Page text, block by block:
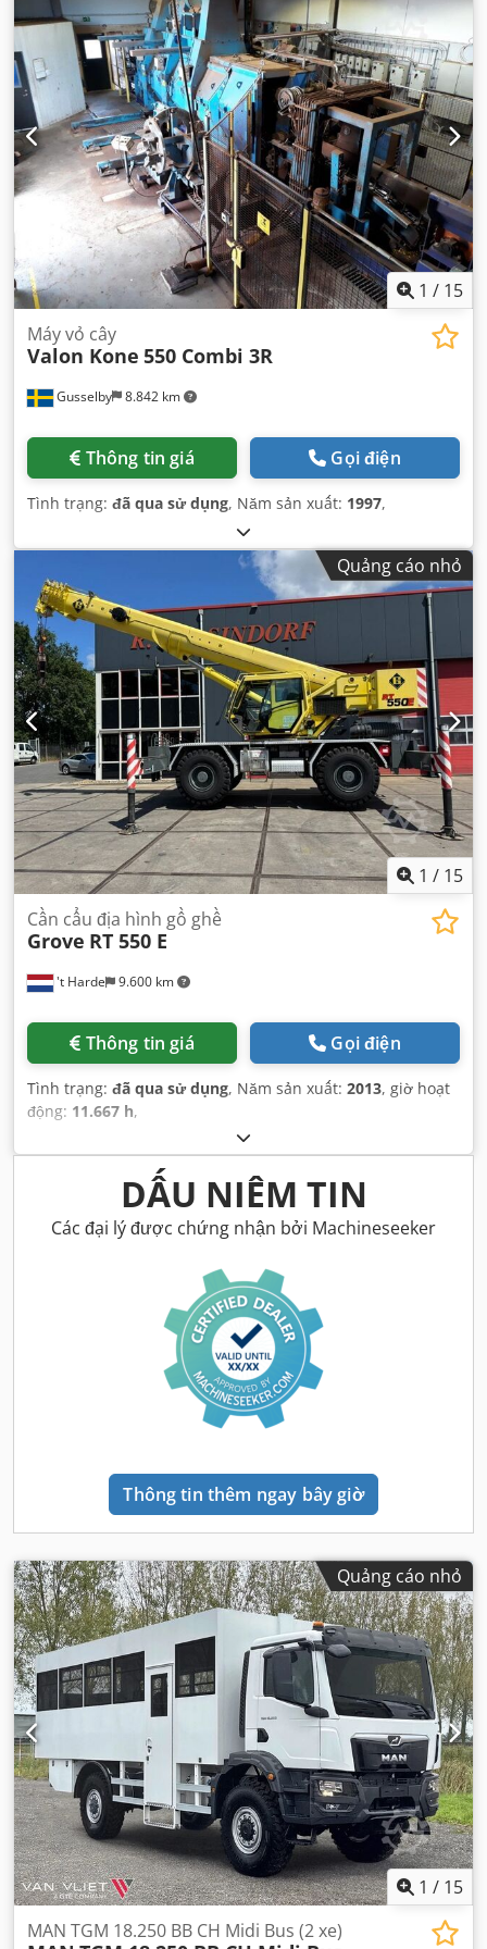
1 / 15
Gusselby 8.842 km
Máy vỏ cây
Valon Kone 550 Combi 3R
Thông tin giá Gọi điện
Tình trạng: đã qua sử dụng, Năm sản xuất: 1997,
Quảng cáo nhỏ
1 / 15
't Harde 9.600 km
Cần cẩu địa hình gồ ghề
Grove RT 550 E
Thông tin giá Gọi điện
Tình trạng: đã qua sử dụng, Năm sản xuất: 2013, giờ hoạt
động: 11.667 h,
DẤU NIÊM TIN
Các đại lý được chứng nhận bởi Machineseeker
Thông tin thêm ngay bây giờ
Quảng cáo nhỏ
1 / 15
MAN TGM 18.250 BB CH Midi Bus (2 xe)